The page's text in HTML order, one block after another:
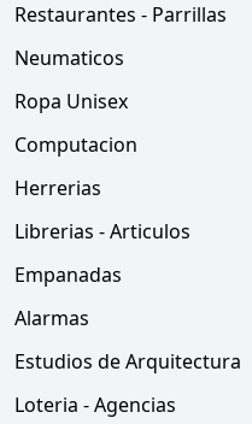
Restaurantes - Parrillas
Neumaticos
Ropa Unisex
Computacion
Herrerias
Librerias - Articulos
Empanadas
Alarmas
Estudios de Arquitectura
Loteria - Agencias